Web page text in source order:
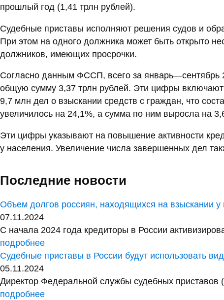
прошлый год (1,41 трлн рублей).
Судебные приставы исполняют решения судов и
При этом на одного должника может быть открыто
должников, имеющих просрочки.
Согласно данным ФССП, всего за январь—сентябрь
общую сумму 3,37 трлн рублей. Эти цифры включают
9,7 млн дел о взыскании средств с граждан, что
увеличилось на 24,1%, а сумма по ним выросла на
Эти цифры указывают на повышение активности
у населения. Увеличение числа завершенных дел
Последние новости
Объем долгов россиян, находящихся на взыскании у
07.11.2024
С начала 2024 года кредиторы в России
подробнее
Судебные приставы в России будут использовать
05.11.2024
Директор Федеральной службы судебных
подробнее